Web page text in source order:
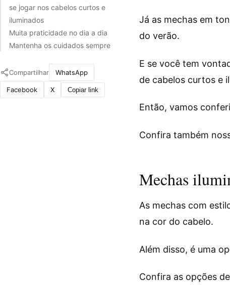
se jogar nos cabelos curtos e
iluminados
Muita praticidade no dia a dia
Mantenha os cuidados sempre
Compartilhar WhatsApp
Facebook X Copiar link
Já as mechas em
do verão.
E se você tem
de cabelos curtos e
Então, vamos
Confira também
Mechas
As mechas com
na cor do cabelo.
Além disso, é uma
Confira as opções de